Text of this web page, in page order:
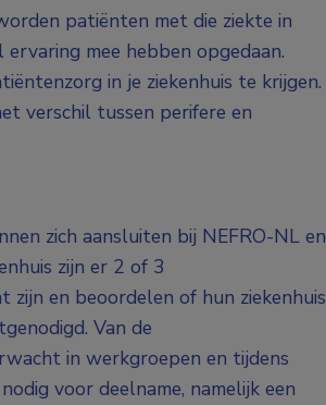
patiënten met die ziekte in
mee hebben opgedaan.
in je ziekenhuis te krijgen.
verschil tussen perifere en
zich aansluiten bij NEFRO-NL en
zijn er 2 of 3
en beoordelen of hun ziekenhuis
Van de
in werkgroepen en tijdens
voor deelname, namelijk een